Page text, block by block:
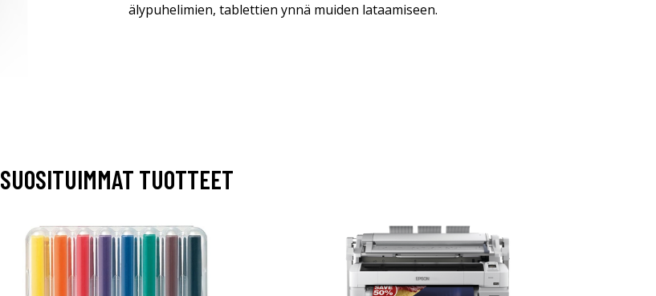
älypuhelimien, tablettien ynnä muiden lataamiseen.
SUOSITUIMMAT TUOTTEET